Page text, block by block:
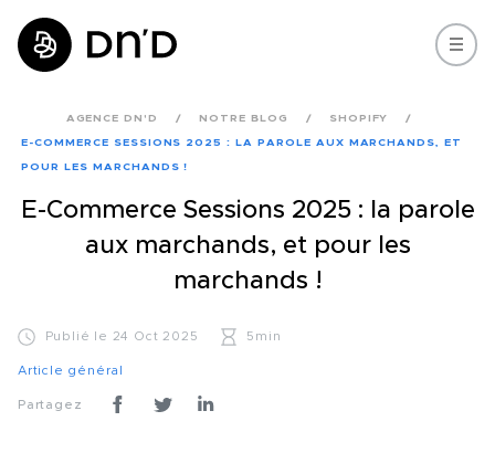
AGENCE DN'D NOTRE BLOG SHOPIFY
E-COMMERCE SESSIONS 2025 : LA PAROLE AUX MARCHANDS, ET
POUR LES MARCHANDS !
E-Commerce Sessions 2025 : la parole
aux marchands, et pour les
marchands !
Publié le 24 Oct 2025 5min
Article général
Partagez